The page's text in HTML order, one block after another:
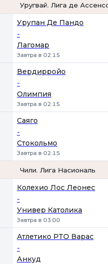
Уругвай. Лига де
Урупан Де Пандо
-
Лагомар
Завтра в 02:15
Вердирройо
-
Олимпия
Завтра в 02:15
Саяго
-
Стокольмо
Завтра в 02:15
Чили. Лига Насиональ
Колехио Лос Леонес
-
Универ Католика
Завтра в 03:00
Атлетико РТО Варас
-
Анкуд